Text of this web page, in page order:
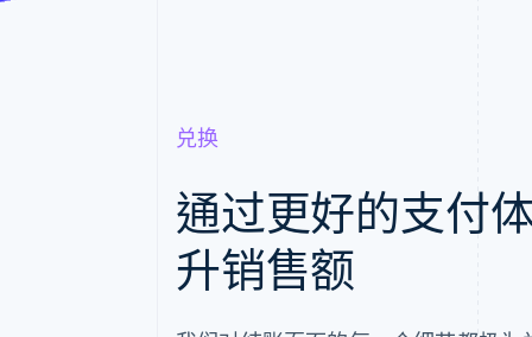
兑换
通过更好的支付
升销售额